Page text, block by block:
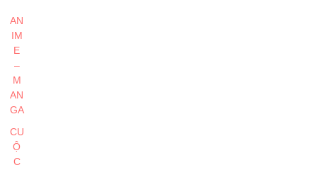
AN
IM
E
–
M
AN
GA
CU
Ộ
C